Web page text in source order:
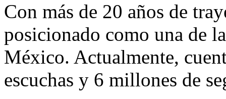
Con más de 20 años de
posicionado como una de
México. Actualmente,
escuchas y 6 millones de